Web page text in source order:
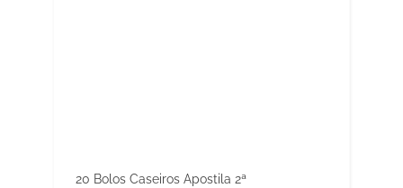
20 Bolos Caseiros Apostila 2ª